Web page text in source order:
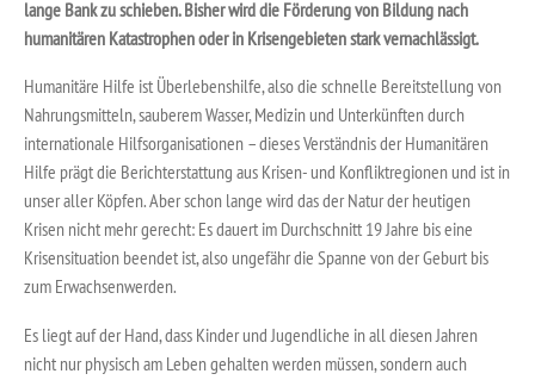
lange Bank zu schieben. Bisher wird die Förderung von Bildung nach
humanitären Katastrophen oder in Krisengebieten stark vernachlässigt.
Humanitäre Hilfe ist Überlebenshilfe, also die schnelle Bereitstellung von
Nahrungsmitteln, sauberem Wasser, Medizin und Unterkünften durch
internationale Hilfsorganisationen – dieses Verständnis der Humanitären
Hilfe prägt die Berichterstattung aus Krisen- und Konfliktregionen und ist in
unser aller Köpfen. Aber schon lange wird das der Natur der heutigen
Krisen nicht mehr gerecht: Es dauert im Durchschnitt 19 Jahre bis eine
Krisensituation beendet ist, also ungefähr die Spanne von der Geburt bis
zum Erwachsenwerden.
Es liegt auf der Hand, dass Kinder und Jugendliche in all diesen Jahren
nicht nur physisch am Leben gehalten werden müssen, sondern auch